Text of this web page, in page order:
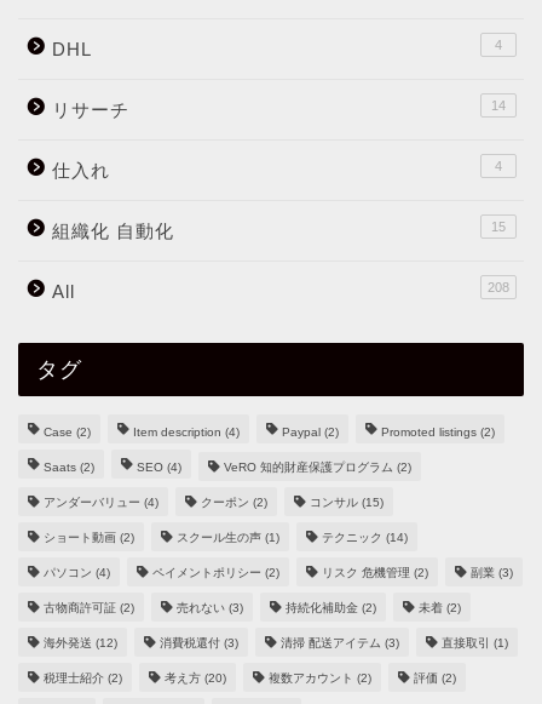
DHL 4
リサーチ 14
仕入れ 4
組織化 自動化 15
All 208
タグ
Case (2) Item description (4) Paypal (2) Promoted listings (2)
Saats (2) SEO (4) VeRO 知的財産保護プログラム (2)
アンダーバリュー (4) クーポン (2) コンサル (15)
ショート動画 (2) スクール生の声 (1) テクニック (14)
パソコン (4) ペイメントポリシー (2) リスク 危機管理 (2) 副業 (3)
古物商許可証 (2) 売れない (3) 持続化補助金 (2) 未着 (2)
海外発送 (12) 消費税還付 (3) 清掃 配送アイテム (3) 直接取引 (1)
税理士紹介 (2) 考え方 (20) 複数アカウント (2) 評価 (2)